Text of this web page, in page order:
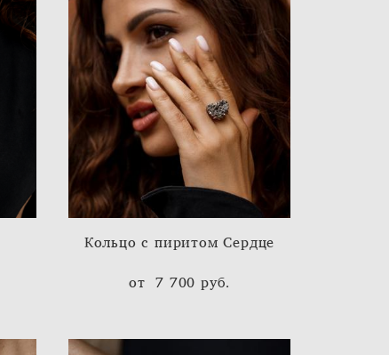
Кольцо с пиритом Cердце
от 7 700 pуб.